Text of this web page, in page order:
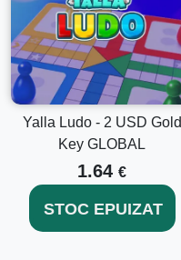
Yalla Ludo - 2 USD Gold
Key GLOBAL
1.64 €
STOC EPUIZAT